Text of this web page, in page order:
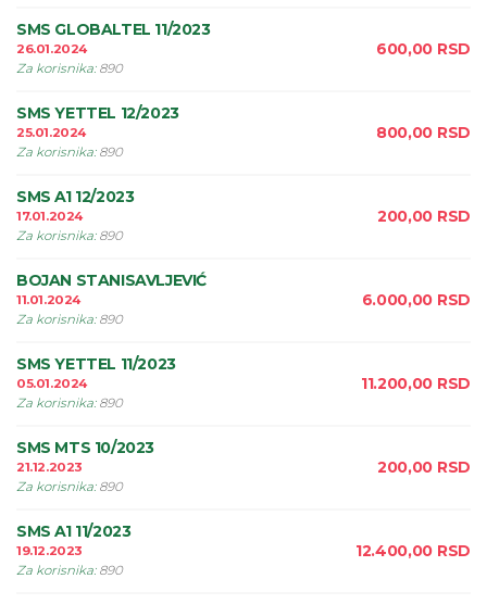
SMS GLOBALTEL 11/2023
26.01.2024
Za korisnika: 890
600,00 RSD
SMS YETTEL 12/2023
25.01.2024
Za korisnika: 890
800,00 RSD
SMS A1 12/2023
17.01.2024
Za korisnika: 890
200,00 RSD
BOJAN STANISAVLJEVIĆ
11.01.2024
Za korisnika: 890
6.000,00 RSD
SMS YETTEL 11/2023
05.01.2024
Za korisnika: 890
11.200,00 RSD
SMS MTS 10/2023
21.12.2023
Za korisnika: 890
200,00 RSD
SMS A1 11/2023
19.12.2023
Za korisnika: 890
12.400,00 RSD